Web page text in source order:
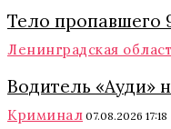
Тело пропавшего
Ленинградская
Водитель «Ауди»
Криминал 07.08.2026 17:18